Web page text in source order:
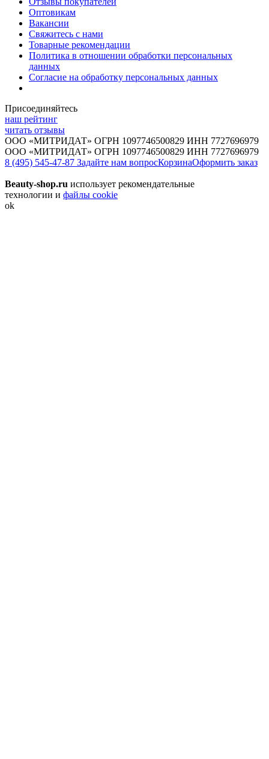
Оптовикам
Вакансии
Свяжитесь с нами
Товарные рекомендации
Политика в отношении обработки персональных
данных
Согласие на обработку персональных данных
Присоединяйтесь
наш рейтинг
читать отзывы
ООО «МИТРИДАТ» ОГРН 1097746500829 ИНН 7727696979
ООО «МИТРИДАТ» ОГРН 1097746500829 ИНН 7727696979
8 (495) 545-47-87 Задайте нам вопросКорзинаОформить заказ
Beauty-shop.ru использует рекомендательные
технологии и файлы cookie
ok